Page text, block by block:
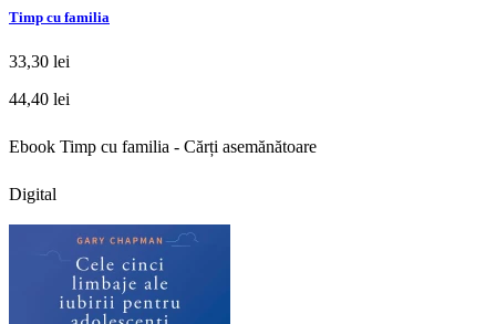
Timp cu familia
33,30 lei
44,40 lei
Ebook Timp cu familia - Cărți asemănătoare
Digital